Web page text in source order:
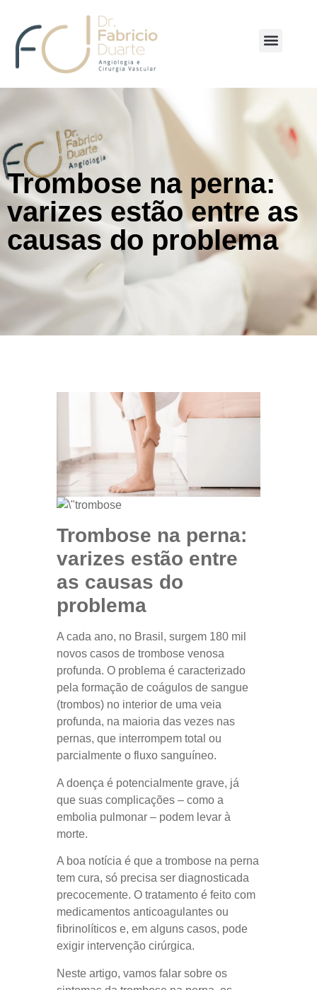
Trombose na perna:
varizes estão entre as
causas do problema
Trombose na perna:
varizes estão entre
as causas do
problema
A cada ano, no Brasil, surgem 180 mil
novos casos de trombose venosa
profunda. O problema é caracterizado
pela formação de coágulos de sangue
(trombos) no interior de uma veia
profunda, na maioria das vezes nas
pernas, que interrompem total ou
parcialmente o fluxo sanguíneo.
A doença é potencialmente grave, já
que suas complicações – como a
embolia pulmonar – podem levar à
morte.
A boa notícia é que a trombose na perna
tem cura, só precisa ser diagnosticada
precocemente. O tratamento é feito com
medicamentos anticoagulantes ou
fibrinolíticos e, em alguns casos, pode
exigir intervenção cirúrgica.
Neste artigo, vamos falar sobre os